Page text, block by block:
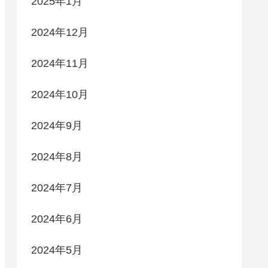
2024年12月
2024年11月
2024年10月
2024年9月
2024年8月
2024年7月
2024年6月
2024年5月